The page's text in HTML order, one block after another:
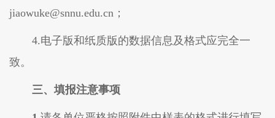
jiaowuke@snnu.edu.cn；
4.电子版和纸质版的数据信息及格式应完全一
致。
三、填报注意事项